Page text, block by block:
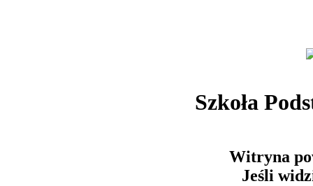
Szkoła
Witryna
Jeśli